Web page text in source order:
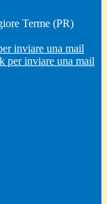
Terme (PR)
inviare una mail
per inviare una mail